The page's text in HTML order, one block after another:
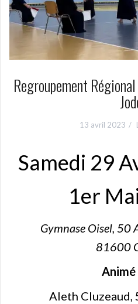
Regroupement
13 avril 2023
Samedi 29
1er
Gymnase Oisel, 50
81600
Animé
Aleth Cluzeaud,